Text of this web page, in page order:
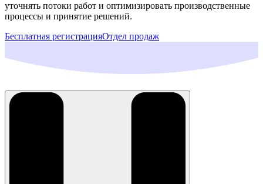
уточнять потоки работ и оптимизировать производственные
процессы и принятие решений.
Бесплатная регистрацияОтдел продаж